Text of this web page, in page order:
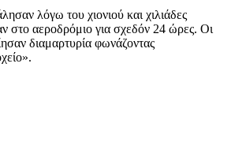
λόγω του χιονιού και χιλιάδες
στο αεροδρόμιο για σχεδόν 24 ώρες. Οι
διαμαρτυρία φωνάζοντας